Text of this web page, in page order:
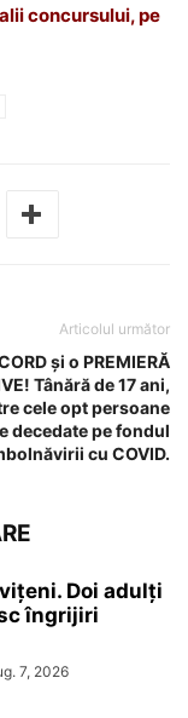
concursului, pe
Articolul următor
și o PREMIERĂ
Tânără de 17 ani,
cele opt persoane
decedate pe fondul
cu COVID.
Doi adulți
îngrijiri
7, 2026